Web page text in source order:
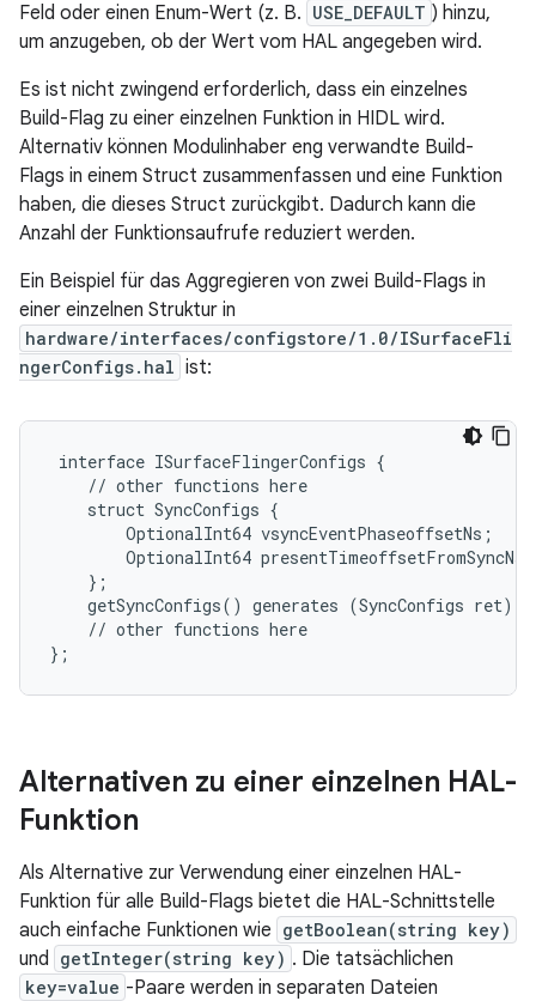
Feld oder einen Enum-Wert (z. B. USE_DEFAULT ) hinzu,
um anzugeben, ob der Wert vom HAL angegeben wird.
Es ist nicht zwingend erforderlich, dass ein einzelnes
Build-Flag zu einer einzelnen Funktion in HIDL wird.
Alternativ können Modulinhaber eng verwandte Build-
Flags in einem Struct zusammenfassen und eine Funktion
haben, die dieses Struct zurückgibt. Dadurch kann die
Anzahl der Funktionsaufrufe reduziert werden.
Ein Beispiel für das Aggregieren von zwei Build-Flags in
einer einzelnen Struktur in
hardware/interfaces/configstore/1.0/ISurfaceFli
ngerConfigs.hal ist:
interface ISurfaceFlingerConfigs {
    // other functions here
    struct SyncConfigs {
        OptionalInt64 vsyncEventPhaseoffsetNs;
        OptionalInt64 presentTimeoffsetFromSyncNs;
    };
    getSyncConfigs() generates (SyncConfigs ret);
    // other functions here
Alternativen zu einer einzelnen HAL-
Funktion
Als Alternative zur Verwendung einer einzelnen HAL-
Funktion für alle Build-Flags bietet die HAL-Schnittstelle
auch einfache Funktionen wie getBoolean(string key)
und getInteger(string key) . Die tatsächlichen
key=value -Paare werden in separaten Dateien